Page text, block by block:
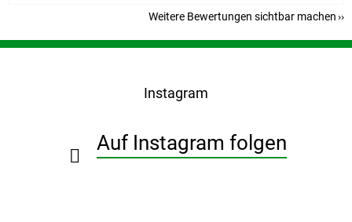
Weitere Bewertungen sichtbar machen
F
Instagram
Auf Instagram folgen